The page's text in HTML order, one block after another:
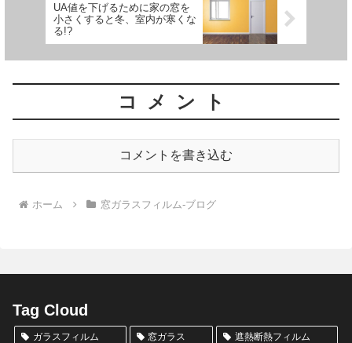
UA値を下げるために家の窓を
小さくすると冬、室内が寒くな
る!?
コメント
コメントを書き込む
ホーム 窓ガラスフィルム-ブログ
Tag Cloud
ガラスフィルム 窓ガラス 遮熱断熱フィルム